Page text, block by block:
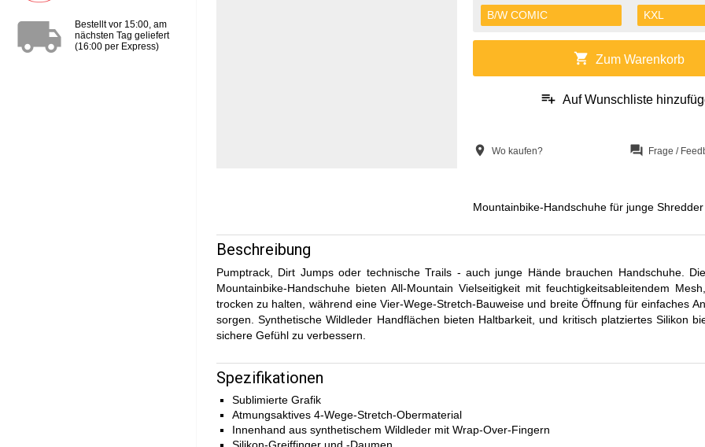
local_shipping
Bestellt vor 15:00, am
nächsten Tag geliefert
(16:00 per Express)
B/W COMIC
KXL
shopping_cart Zum Warenkorb
playlist_add Auf Wunschliste
location_on Wo kaufen? question_answer Frage /
Mountainbike-Handschuhe für junge Shredder
Beschreibung
Pumptrack, Dirt Jumps oder technische Trails - auch junge Hände brauchen Handschuhe.
Mountainbike-Handschuhe bieten All-Mountain Vielseitigkeit mit feuchtigkeitsableitendem
trocken zu halten, während eine Vier-Wege-Stretch-Bauweise und breite Öffnung für einfaches
sorgen. Synthetische Wildleder Handflächen bieten Haltbarkeit, und kritisch platziertes Silikon
sichere Gefühl zu verbessern.
Spezifikationen
Sublimierte Grafik
Atmungsaktives 4-Wege-Stretch-Obermaterial
Innenhand aus synthetischem Wildleder mit Wrap-Over-Fingern
Silikon-Greiffinger und -Daumen